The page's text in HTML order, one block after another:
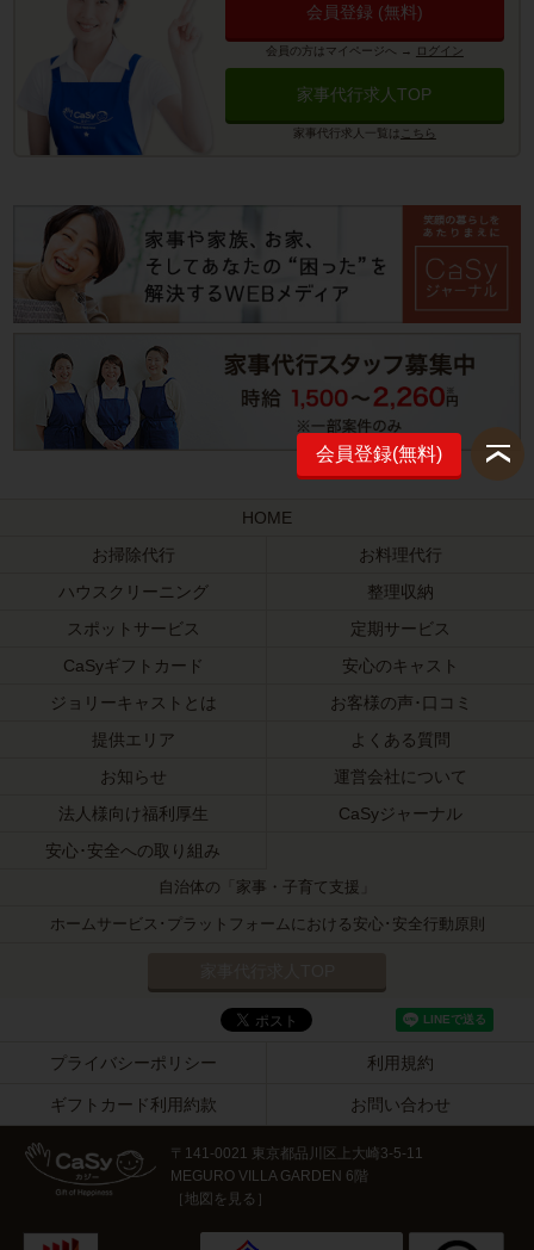
会員登録 (無料)
会員の方はマイページへ → ログイン
家事代行求人TOP
家事代行求人一覧は こちら
会員登録(無料)
HOME
お掃除代行
お料理代行
ハウスクリーニング
整理収納
スポットサービス
定期サービス
CaSyギフトカード
安心のキャスト
ジョリーキャストとは
お客様の声･口コミ
提供エリア
よくある質問
お知らせ
運営会社について
法人様向け福利厚生
CaSyジャーナル
安心･安全への取り組み
自治体の「家事・子育て支援」
ホームサービス･プラットフォームにおける安心･安全行動原則
プライバシーポリシー 利用規約
ギフトカード利用約款 お問い合わせ
〒141-0021 東京都品川区上大崎3-5-11
MEGURO VILLA GARDEN 6階
［地図を見る ］